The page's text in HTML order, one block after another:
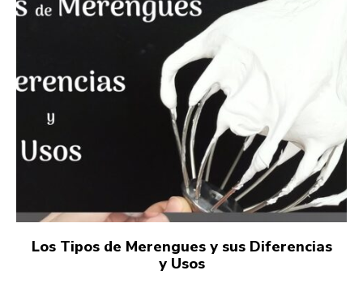
Los Tipos de Merengues y sus Diferencias
y Usos